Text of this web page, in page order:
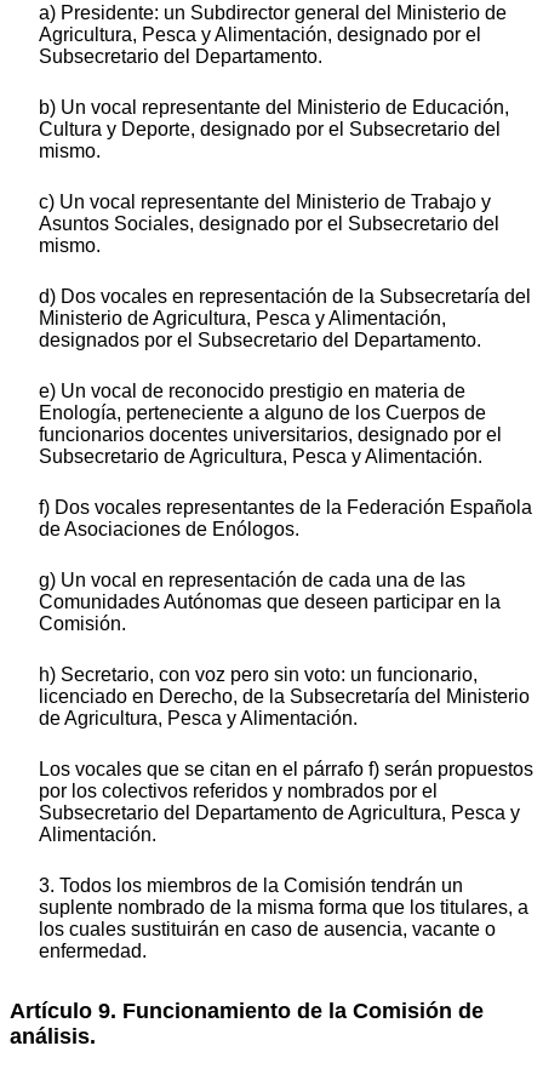
a) Presidente: un Subdirector general del Ministerio de
Agricultura, Pesca y Alimentación, designado por el
Subsecretario del Departamento.
b) Un vocal representante del Ministerio de Educación,
Cultura y Deporte, designado por el Subsecretario del
mismo.
c) Un vocal representante del Ministerio de Trabajo y
Asuntos Sociales, designado por el Subsecretario del
mismo.
d) Dos vocales en representación de la Subsecretaría del
Ministerio de Agricultura, Pesca y Alimentación,
designados por el Subsecretario del Departamento.
e) Un vocal de reconocido prestigio en materia de
Enología, perteneciente a alguno de los Cuerpos de
funcionarios docentes universitarios, designado por el
Subsecretario de Agricultura, Pesca y Alimentación.
f) Dos vocales representantes de la Federación Española
de Asociaciones de Enólogos.
g) Un vocal en representación de cada una de las
Comunidades Autónomas que deseen participar en la
Comisión.
h) Secretario, con voz pero sin voto: un funcionario,
licenciado en Derecho, de la Subsecretaría del Ministerio
de Agricultura, Pesca y Alimentación.
Los vocales que se citan en el párrafo f) serán propuestos
por los colectivos referidos y nombrados por el
Subsecretario del Departamento de Agricultura, Pesca y
Alimentación.
3. Todos los miembros de la Comisión tendrán un
suplente nombrado de la misma forma que los titulares, a
los cuales sustituirán en caso de ausencia, vacante o
enfermedad.
Artículo 9. Funcionamiento de la Comisión de
análisis.